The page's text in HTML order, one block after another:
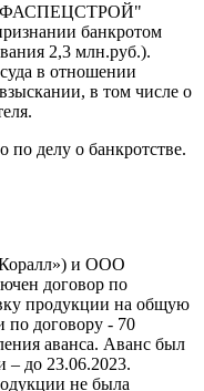
банкротом
2,3 млн.руб.).
в отношении
в том числе о
по делу о банкротстве.
и ООО
договор по
продукции на общую
по договору - 70
аванса. Аванс был
– до 23.06.2023.
не была